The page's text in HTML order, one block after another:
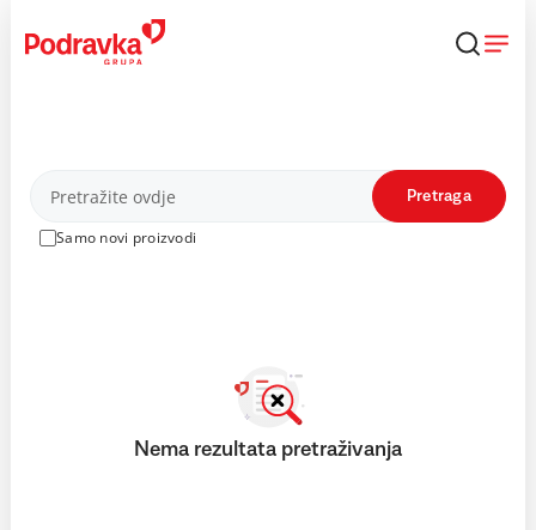
content
Proizvodi
Samo novi proizvodi
Pretraga
Nema rezultata pretraživanja